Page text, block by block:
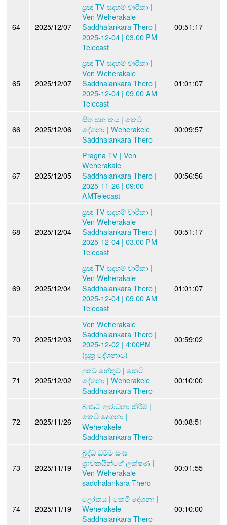
64 2025/12/07
ප්‍රඥා TV සදහම් චාරිකා |
Ven Weherakale
Saddhalankara Thero |
2025-12-04 | 03.00 PM
Telecast
00:51:17
65 2025/12/07
ප්‍රඥා TV සදහම් චාරිකා |
Ven Weherakale
Saddhalankara Thero |
2025-12-04 | 09.00 AM
Telecast
01:01:07
66 2025/12/06
සිත සහ කය | කෙටි
දේශනා | Weherakele
Saddhalankara Thero
00:09:57
67 2025/12/05
Pragna TV | Ven
Weherakale
Saddhalankara Thero |
2025-11-26 | 09:00
AMTelecast
00:56:56
68 2025/12/04
ප්‍රඥා TV සදහම් චාරිකා |
Ven Weherakale
Saddhalankara Thero |
2025-12-04 | 03.00 PM
Telecast
00:51:17
69 2025/12/04
ප්‍රඥා TV සදහම් චාරිකා |
Ven Weherakale
Saddhalankara Thero |
2025-12-04 | 09.00 AM
Telecast
01:01:07
70 2025/12/03
Ven Weherakale
Saddhalankara Thero |
2025-12-02 | 4:00PM
(සූත්‍ර දේශනාව)
00:59:02
71 2025/12/02
දුකට හේතුව | කෙටි
දේශනා | Weherakele
Saddhalankara Thero
00:10:00
72 2025/11/26
බණට ආරාධනා කිරීම |
කෙ⁣ටි දේශනා |
Weherakele
Saddhalankara Thero
00:08:51
73 2025/11/19
බුද්ධ ධම්ම සංඝ
ශ්‍රාවකයින්ගේ ලක්ෂණ |
Ven Weherakale
saddhalankara Thero
00:01:55
74 2025/11/19
ලෝකය | කෙටි දේශනා |
Weherakele
Saddhalankara Thero
00:10:00